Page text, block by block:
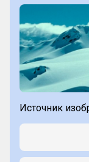
Источник